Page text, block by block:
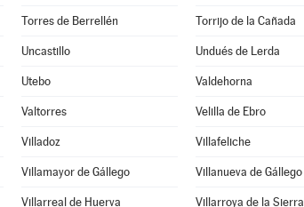
Torres de Berrellén Torrijo de la Cañada
Uncastillo Undués de Lerda
Utebo Valdehorna
Valtorres Velilla de Ebro
Villadoz Villafeliche
Villamayor de Gállego Villanueva de Gállego
Villarreal de Huerva Villarroya de la Sierra